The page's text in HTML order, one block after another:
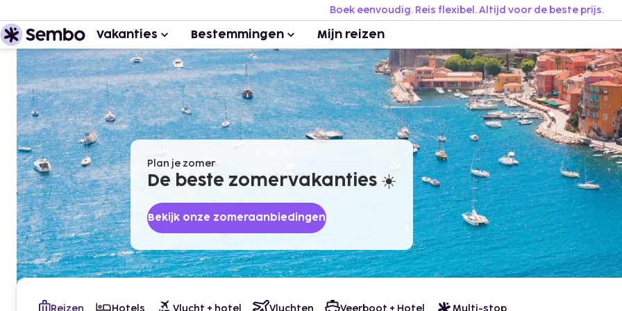
Boek eenvoudig. Reis flexibel. Altijd voor de beste prijs.
Vakanties Bestemmingen Mijn reizen
Plan je zomer
De beste zomervakanties ☀️
Bekijk onze zomeraanbiedingen
Reizen Hotels Vlucht + hotel Vluchten Veerboot + Hotel Multi-stop